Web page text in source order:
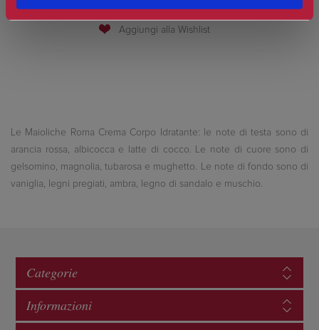
Le Maioliche Roma Crema Corpo Idratante: le note di testa sono di
arancia rossa, albicocca e latte di cocco. Le note di cuore sono di
gelsomino, magnolia, tubarosa e mughetto. Le note di fondo sono di
vaniglia, legni pregiati, ambra, legno di sandalo e muschio.
Categorie
Informazioni